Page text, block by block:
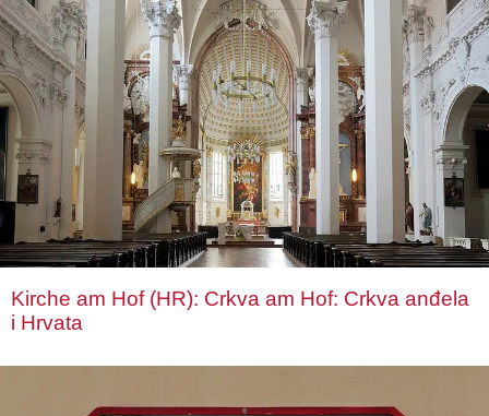
Kirche am Hof (HR): Crkva am Hof: Crkva anđela
i Hrvata